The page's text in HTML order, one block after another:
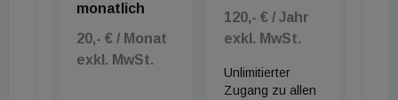
monatlich
20,- € / Monat
exkl. MwSt.
120,- € / Jahr
exkl. MwSt.
Unlimitierter
Zugang zu allen